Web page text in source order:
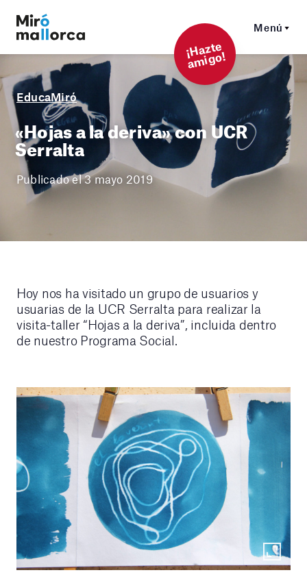
Menú
¡
Hazt
e
a
mi
g
o!
EducaMiró
«Hojas a la deriva» con UCR
Serralta
Publicado el 3 mayo 2019
Hoy nos ha visitado un grupo de usuarios y
usuarias de la UCR Serralta para realizar la
visita-taller “Hojas a la deriva”, incluida dentro
de nuestro Programa Social.